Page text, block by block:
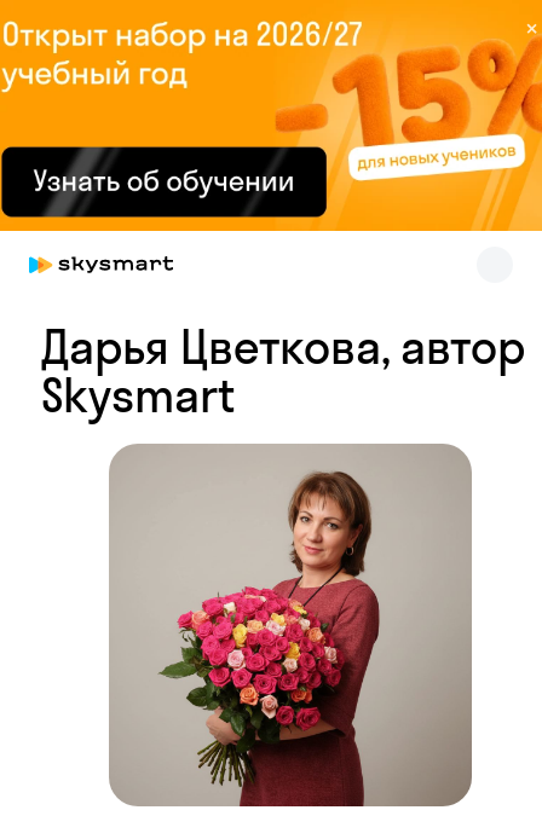
×
Дарья Цветкова, автор
Skysmart
Skysmart Chat
online